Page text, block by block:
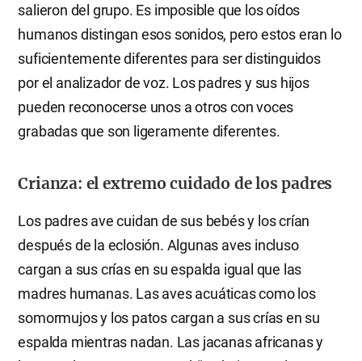
salieron del grupo. Es imposible que los oídos
humanos distingan esos sonidos, pero estos eran lo
suficientemente diferentes para ser distinguidos
por el analizador de voz. Los padres y sus hijos
pueden reconocerse unos a otros con voces
grabadas que son ligeramente diferentes.
Crianza: el extremo cuidado de los padres
Los padres ave cuidan de sus bebés y los crían
después de la eclosión. Algunas aves incluso
cargan a sus crías en su espalda igual que las
madres humanas. Las aves acuáticas como los
somormujos y los patos cargan a sus crías en su
espalda mientras nadan. Las jacanas africanas y